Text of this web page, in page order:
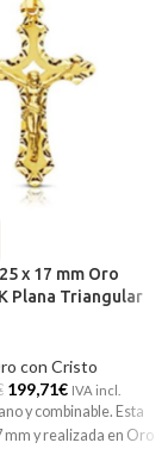
x 17 mm Oro
Plana Triangular
con Cristo
199,71€ IVA incl.
y combinable. Esta
mm y realizada en Oro